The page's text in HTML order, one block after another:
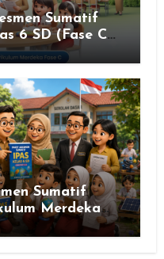
Sumatif
6 SD (Fase C)
Sumatif
Merdeka